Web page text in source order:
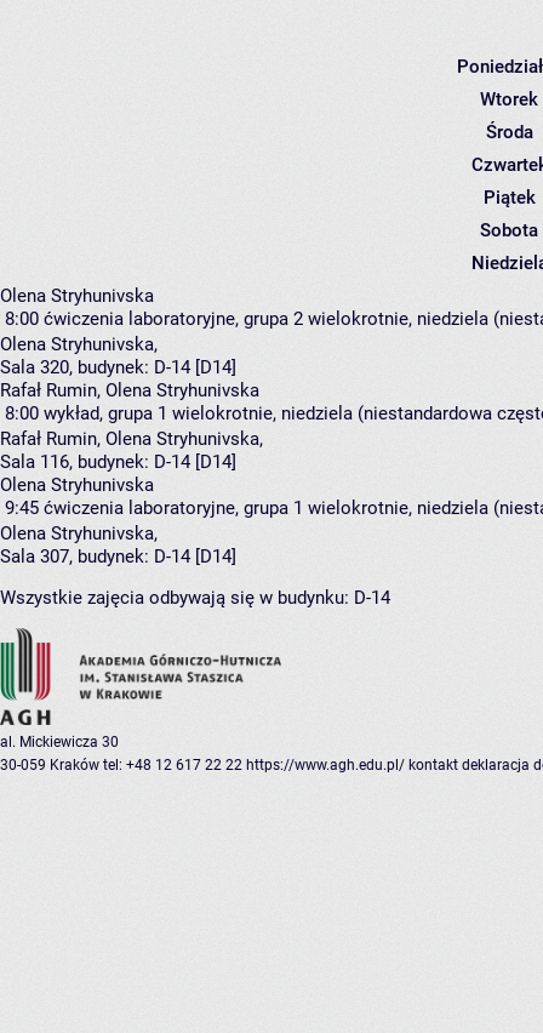
Wtorek
Środa
Piątek
Sobota
Olena Stryhunivska
8:00 ćwiczenia laboratoryjne, grupa 2 wielokrotnie, niedziela
Olena Stryhunivska,
Sala 320, budynek: D-14 [D14]
Rafał Rumin, Olena Stryhunivska
8:00 wykład, grupa 1 wielokrotnie, niedziela (niestandardowa
Rafał Rumin, Olena Stryhunivska,
Sala 116, budynek: D-14 [D14]
Olena Stryhunivska
9:45 ćwiczenia laboratoryjne, grupa 1 wielokrotnie, niedziela
Olena Stryhunivska,
Sala 307, budynek: D-14 [D14]
Wszystkie zajęcia odbywają się w budynku: D-14
al. Mickiewicza 30
30-059 Kraków tel: +48 12 617 22 22 https://www.agh.edu.pl/ kontakt deklaracja